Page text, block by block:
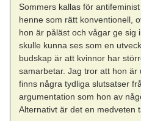
Sommers kallas för
henne som rätt konventionell,
hon är påläst och vågar ge sig
skulle kunna ses som en
budskap är att kvinnor har
samarbetar. Jag tror att hon är
finns några tydliga slutsatser
argumentation som hon av
Alternativt är det en medveten